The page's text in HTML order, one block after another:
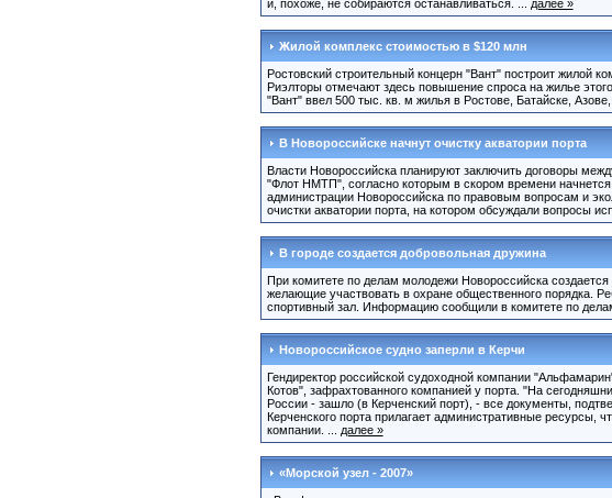
и, похоже, не собираются останавливаться. ...
далее »
Жилой комплекс стоимостью в $120 млн
Ростовский строительный концерн "Вант" построит жилой
Риэлторы отмечают здесь повышение спроса на жилье
"Вант" ввел 500 тыс. кв. м жилья в Ростове, Батайске,
В Новороссийске начнут очистку акватории порта
Власти Новороссийска планируют заключить договоры
"Флот НМТП", согласно которым в скором времени
администрации Новороссийска по правовым вопросам и
очистки акватории порта, на котором обсуждали вопросы
В городе создается добровольная дружина
При комитете по делам молодежи Новороссийска
желающие участвовать в охране общественного порядка.
спортивный зал. Информацию сообщили в комитете по
Новороссийское судно заперли в Керчи
Гендиректор российской судоходной компании
Котов", зафрахтованного компанией у порта. "На
России - зашло (в Керченский порт), - все документы,
Керченского порта прилагает административные ресурсы,
компании. ...
далее »
«Морской узел - 2007»